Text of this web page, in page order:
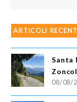
ARTICOLI
Santa
08/08/